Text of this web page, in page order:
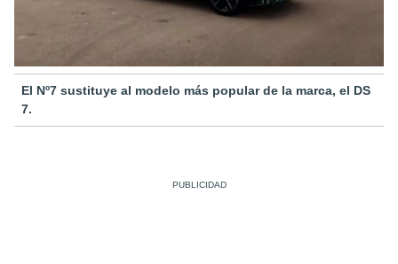
El Nº7 sustituye al modelo más popular de la marca, el DS
7.